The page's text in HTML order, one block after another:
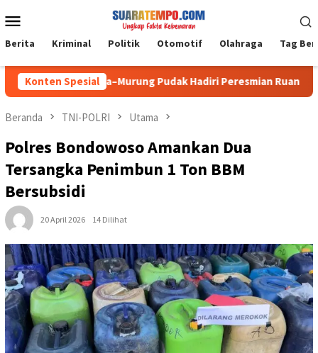
ke
kontenMobile
Berita Kriminal Politik Otomotif Olahraga Tag
Konten Spesial
04/Tanta–Murung Pudak Hadiri Peresmian Ruang Terbuka
Beranda TNI-POLRI Utama
Polres Bondowoso Amankan Dua
Tersangka Penimbun 1 Ton BBM
Bersubsidi
20 April 2026 14 Dilihat